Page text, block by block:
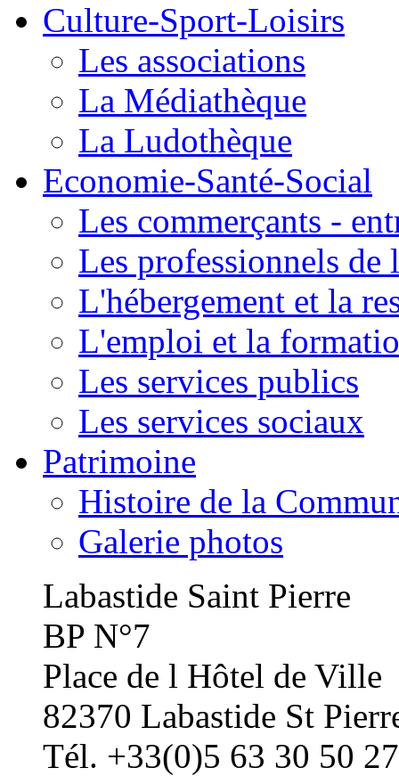
Culture-Sport-Loisirs
Les associations
La Médiathèque
La Ludothèque
Economie-Santé-Social
Les commerçants -
Les professionnels de
L'hébergement et la
L'emploi et la
Les services publics
Les services sociaux
Patrimoine
Histoire de la
Galerie photos
Labastide Saint Pierre
BP N°7
Place de l Hôtel de Ville
82370 Labastide St
Tél. +33(0)5 63 30 50 27